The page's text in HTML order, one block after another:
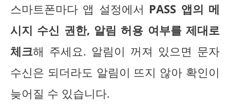
스마트폰마다 앱 설정에서 PASS 앱의 메
시지 수신 권한, 알림 허용 여부를 제대로
체크해 주세요. 알림이 꺼져 있으면 문자
수신은 되더라도 알림이 뜨지 않아 확인이
늦어질 수 있습니다.